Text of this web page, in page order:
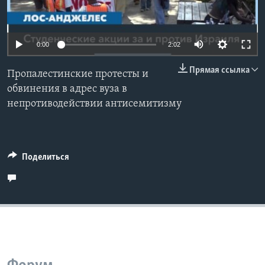
Learning English
Языки
0:00 2:02
Прямая ссылка
Пропалестинские протесты и
обвинения в адрес вуза в
непротиводействии антисемитизму
Поделиться